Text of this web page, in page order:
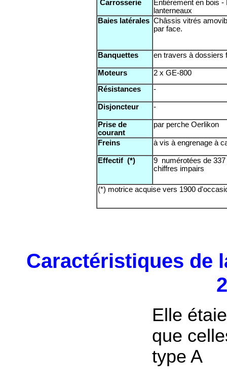
Carrosserie
Entièrement en bois -
lanterneaux
Baies latérales Châssis vitrés
par face.
Banquettes en travers à dossiers
Moteurs
2 x GE-800
Résistances
-
Disjoncteur -
Prise de
courant
par perche Oerlikon
Freins à vis à engrenage à
Effectif (*)
9 numérotées de 337
chiffres impairs
(*) motrice acquise vers 1900
Caractéristiques de
Elle
que
type A